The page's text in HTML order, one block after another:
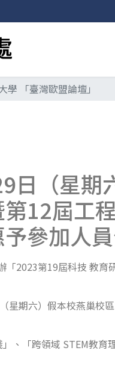
學 「臺灣歐盟論壇」
日（星
12屆工
參加人
2023第19屆科技 教
星期六）假本校燕巢校
、「跨領域 STEM教